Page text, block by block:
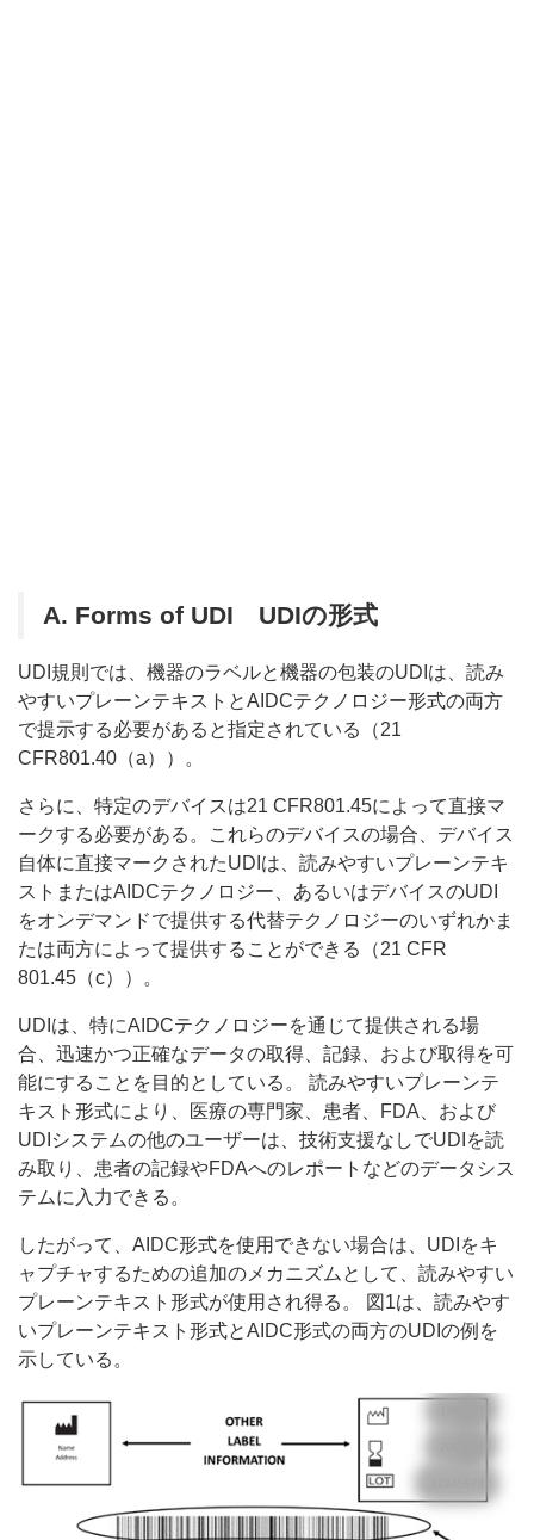
A. Forms of UDI UDIの形式
UDI規則では、機器のラベルと機器の包装のUDIは、読み
やすいプレーンテキストとAIDCテクノロジー形式の両方
で提示する必要があると指定されている（21
CFR801.40（a））。
さらに、特定のデバイスは21 CFR801.45によって直接マ
ークする必要がある。これらのデバイスの場合、デバイス
自体に直接マークされたUDIは、読みやすいプレーンテキ
ストまたはAIDCテクノロジー、あるいはデバイスのUDI
をオンデマンドで提供する代替テクノロジーのいずれかま
たは両方によって提供することができる（21 CFR
801.45（c））。
UDIは、特にAIDCテクノロジーを通じて提供される場
合、迅速かつ正確なデータの取得、記録、および取得を可
能にすることを目的としている。 読みやすいプレーンテ
キスト形式により、医療の専門家、患者、FDA、および
UDIシステムの他のユーザーは、技術支援なしでUDIを読
み取り、患者の記録やFDAへのレポートなどのデータシス
テムに入力できる。
したがって、AIDC形式を使用できない場合は、UDIをキ
ャプチャするための追加のメカニズムとして、読みやすい
プレーンテキスト形式が使用され得る。 図1は、読みやす
いプレーンテキスト形式とAIDC形式の両方のUDIの例を
示している。